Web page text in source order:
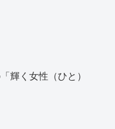
輝く女性（ひと）